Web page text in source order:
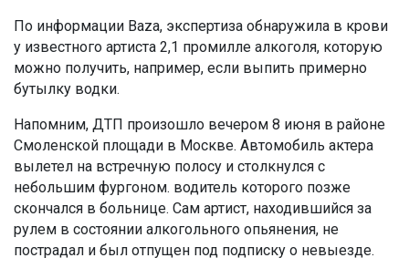
По информации Baza, экспертиза обнаружила в крови
у известного артиста 2,1 промилле алкоголя, которую
можно получить, например, если выпить примерно
бутылку водки.
Напомним, ДТП произошло вечером 8 июня в районе
Смоленской площади в Москве. Автомобиль актера
вылетел на встречную полосу и столкнулся с
небольшим фургоном. водитель которого позже
скончался в больнице. Сам артист, находившийся за
рулем в состоянии алкогольного опьянения, не
пострадал и был отпущен под подписку о невыезде.